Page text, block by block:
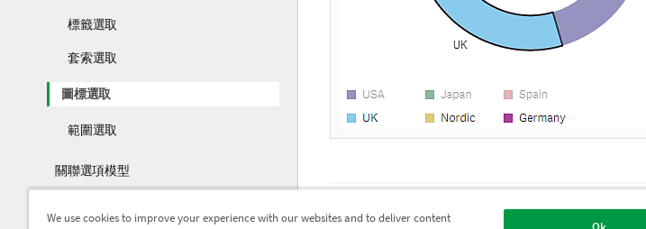
標籤選取
套索選取
圖標選取
範圍選取
關聯選項模型
套索選取
We use cookies to improve your experience with our websites and to deliver content